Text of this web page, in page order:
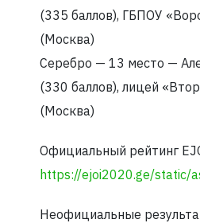
(335 баллов), ГБПОУ
(Москва)
Серебро — 13 место —
(330 баллов), лицей
(Москва)
Официальный рейтинг
https://ejoi2020.ge/static/
Неофициальные